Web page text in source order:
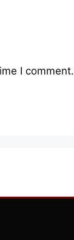
I comment.